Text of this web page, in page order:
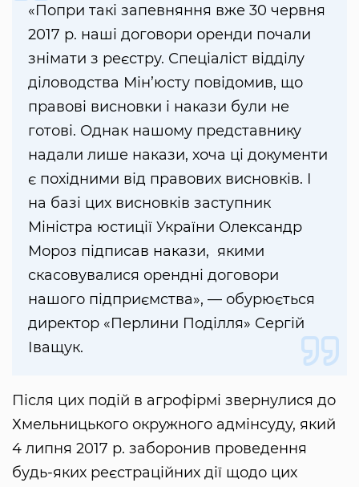
«Попри такі запевняння вже 30 червня
2017 р. наші договори оренди почали
знімати з реєстру. Спеціаліст відділу
діловодства Мін’юсту повідомив, що
правові висновки і накази були не
готові. Однак нашому представнику
надали лише накази, хоча ці документи
є похідними від правових висновків. І
на базі цих висновків заступник
Міністра юстиції України Олександр
Мороз підписав накази, якими
скасовувалися орендні договори
нашого підприємства», — обурюється
директор «Перлини Поділля» Сергій
Іващук.
Після цих подій в агрофірмі звернулися до
Хмельницького окружного адмінсуду, який
4 липня 2017 р. заборонив проведення
будь-яких реєстраційних дії щодо цих